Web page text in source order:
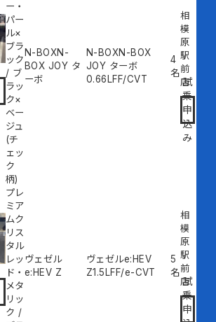
ー・
パー
ル×
ブラ
ック
/ ブ
ラッ
ク×
ベー
ジュ
(チ
ェッ
ク
柄)
N-BOXN-
BOX JOY タ
ーボ
N-BOXN-BOX
JOY ターボ
0.66LFF/CVT
4
名
相
模
原
駅
前
店
試
乗
申
込
み
プレ
ミア
ムク
リス
タル
レッ
ド・
メタ
リッ
ク /
ヴェゼル
e:HEV Z
ヴェゼルe:HEV
Z1.5LFF/e-CVT
5
名
相
模
原
駅
前
店
試
乗
申